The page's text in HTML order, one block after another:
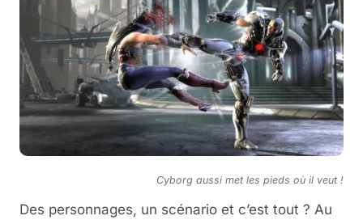
Cyborg aussi met les pieds où il veut !
Des personnages, un scénario et c’est tout ? Au